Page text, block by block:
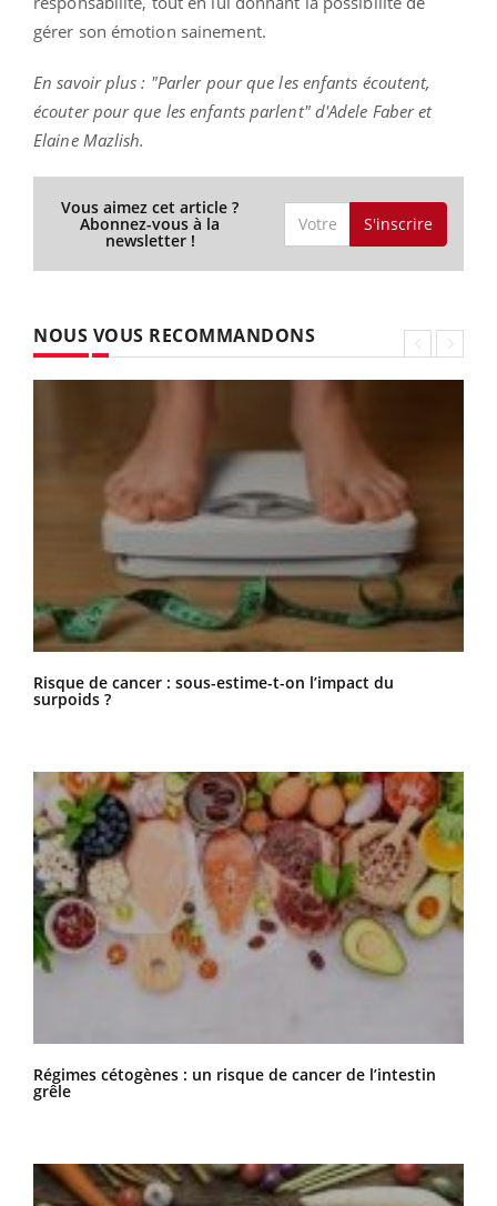
gérer son émotion sainement.
En savoir plus : "Parler pour que les enfants écoutent,
écouter pour que les enfants parlent" d'Adele Faber et
Elaine Mazlish.
Vous aimez cet article ?
Abonnez-vous à la
newsletter !
S'inscrire
NOUS VOUS RECOMMANDONS
Risque de cancer : sous-estime-t-on l’impact du
surpoids ?
Régimes cétogènes : un risque de cancer de l’intestin
grêle